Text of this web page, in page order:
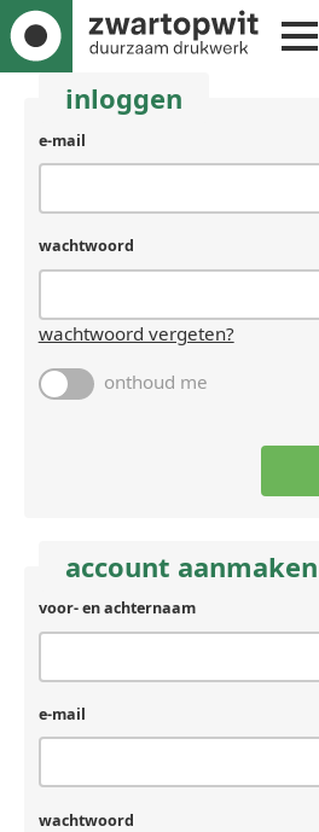
inloggen
gebruikersnaam
(laat
als
een
mens
e-mail
wachtwoord
wachtwoord vergeten?
onthoud me
account aanmaken
voor- en achternaam
e-mail
wachtwoord